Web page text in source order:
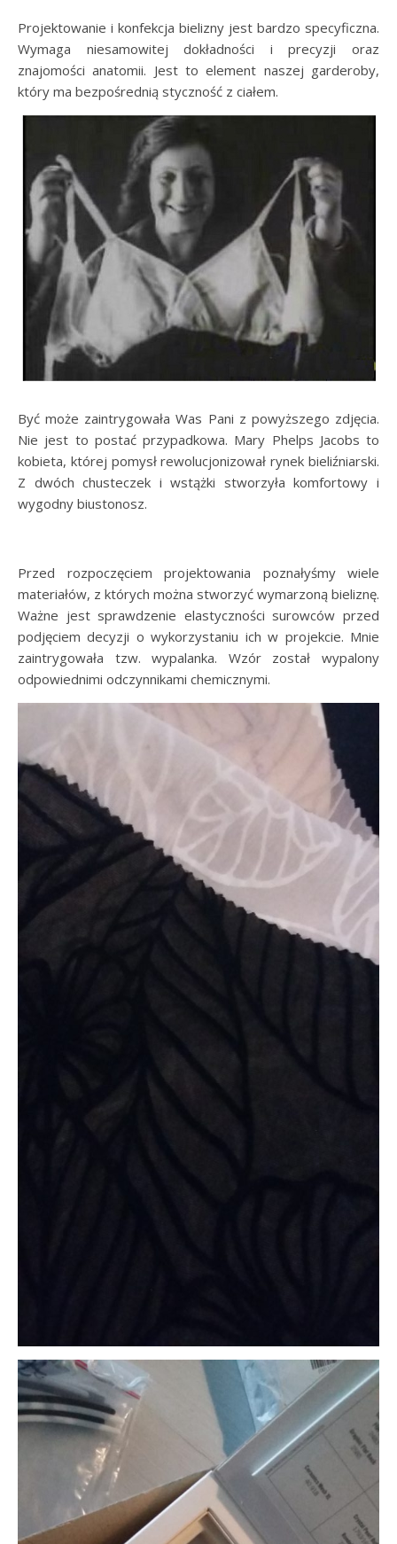
Projektowanie i konfekcja bielizny jest bardzo specyficzna.
Wymaga niesamowitej dokładności i precyzji oraz
znajomości anatomii. Jest to element naszej garderoby,
który ma bezpośrednią styczność z ciałem.
Być może zaintrygowała Was Pani z powyższego zdjęcia.
Nie jest to postać przypadkowa. Mary Phelps Jacobs to
kobieta, której pomysł rewolucjonizował rynek bieliźniarski.
Z dwóch chusteczek i wstążki stworzyła komfortowy i
wygodny biustonosz.
Przed rozpoczęciem projektowania poznałyśmy wiele
materiałów, z których można stworzyć wymarzoną bieliznę.
Ważne jest sprawdzenie elastyczności surowców przed
podjęciem decyzji o wykorzystaniu ich w projekcie. Mnie
zaintrygowała tzw. wypalanka. Wzór został wypalony
odpowiednimi odczynnikami chemicznymi.